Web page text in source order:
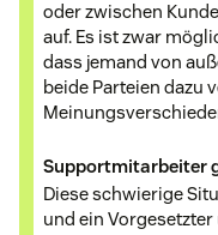
oder zwischen
auf. Es ist zwar
dass jemand von
beide Parteien dazu
Supportmitarbeiter
Diese schwierige
und ein